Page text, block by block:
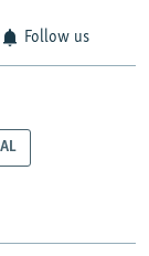
Follow us